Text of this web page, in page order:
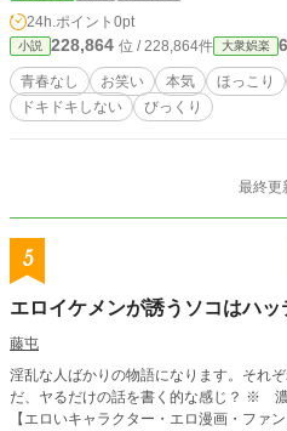
24h.ポイント 0pt
小説 228,864 位 / 228,864件 大衆娯楽
青春なし お笑い 本気 ほっこり
ドキドキしない
びっくり
最終更
5
エロイケメンが誘うソコはハッ
藤屯
淫乱な人ばかりの物語になります。それぞ
だ、ヤるだけの話を書く的な感じ？ ※ 濃厚エッチ・激エロ・HR18。 つまり
【エロいキャラクター・エロ漫画・ファ